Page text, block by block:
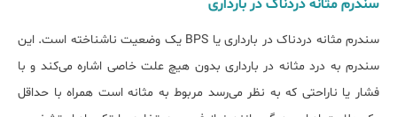
ﺳﻨﺪرم مثانه دردﻧﺎک در ﺑﺎرداری
سندرم مثانه دردناک در بارداری یا BPS یک وضعیت ناشناخته است. این
سندرم به درد مثانه در بارداری بدون هیچ علت خاصی اشاره می‌کند و با
فشار یا ناراحتی که به نظر می‎‌رسد مربوط به مثانه است همراه با حداقل